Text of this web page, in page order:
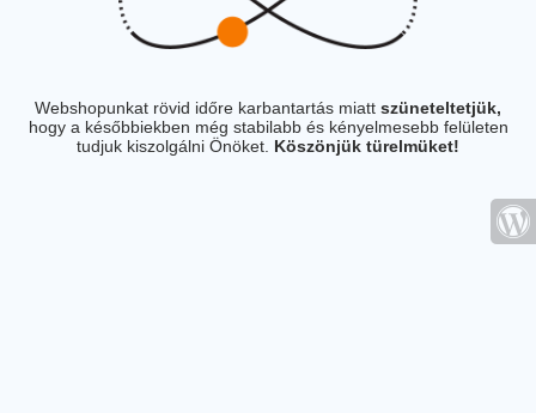
Webshopunkat rövid időre karbantartás miatt szüneteltetjük,
hogy a későbbiekben még stabilabb és kényelmesebb felületen
tudjuk kiszolgálni Önöket. Köszönjük türelmüket!